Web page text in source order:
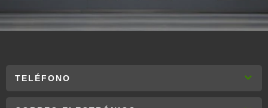
TELÉFONO